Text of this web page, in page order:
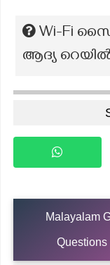
Wi-Fi
ആദ്യ
Malayalam
Questions